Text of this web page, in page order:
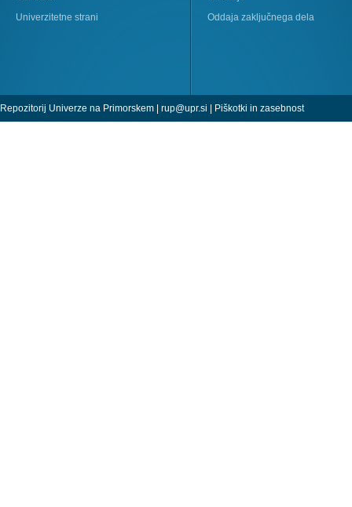
Univerzitetne strani
Oddaja zaključnega dela
Repozitorij Univerze na Primorskem | rup@upr.si | Piškotki in zasebnost